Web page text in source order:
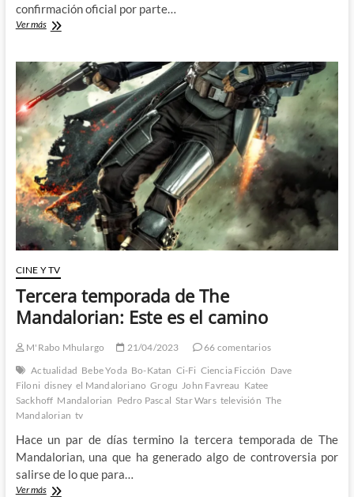
confirmación oficial por parte…
Ver másLos
ya
casi
están
aquí.
CINE Y TV
Tercera temporada de The
Mandalorian: Este es el camino
M'Rabo Mhulargo 21/04/2023
66 comentarios
Actualidad Bebe Yoda Bo-Katan Ci-Fi Ciencia Ficción Dave
Filoni disney el Mandaloriano Grogu John Favreau Katee
Sackhoff Mandalorian Pedro Pascal Star Wars televisión The
Mandalorian tv
Hace un par de días termino la tercera temporada de The
Mandalorian, una que ha generado algo de controversia por
salirse de lo que para…
Ver másTercera